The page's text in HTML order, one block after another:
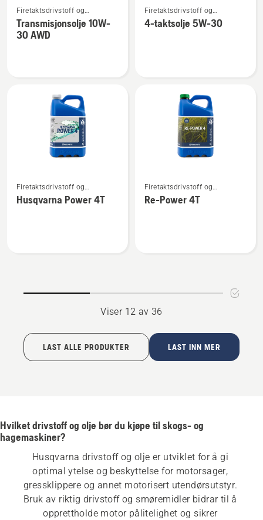
flere
detaljer
om
Firetaktsdrivstoff og
firetaktsolje
Transmisjonsolje 10W-
30 AWD
flere
detaljer
Firetaktsdrivstoff og
firetaktsolje
4-taktsolje 5W-30
flere
detaljer
Firetaktsdrivstoff og
firetaktsolje
Husqvarna Power 4T
flere
detaljer
Firetaktsdrivstoff og
firetaktsolje
Re-Power 4T
Viser 12 av 36
LAST ALLE PRODUKTER LAST INN MER
Hvilket drivstoff og olje bør du kjøpe til skogs- og
hagemaskiner?
Husqvarna drivstoff og olje er utviklet for å gi
optimal ytelse og beskyttelse for motorsager,
gressklippere og annet motorisert utendørsutstyr.
Bruk av riktig drivstoff og smøremidler bidrar til å
opprettholde motor pålitelighet og sikrer